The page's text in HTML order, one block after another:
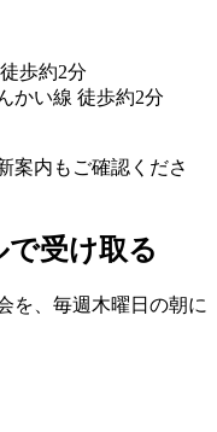
歩約2分
かい線 徒歩約2分
案内もご確認くださ
受け取る
を、 毎週木曜日の朝に